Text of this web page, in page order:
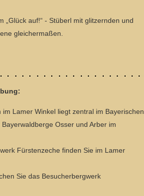
„Glück auf!“ - Stüberl mit glitzernden und
gleichermaßen.
im Lamer Winkel liegt zentral im Bayerischen
Osser und Arber im
Fürstenzeche finden Sie im Lamer
Sie das Besucherbergwerk